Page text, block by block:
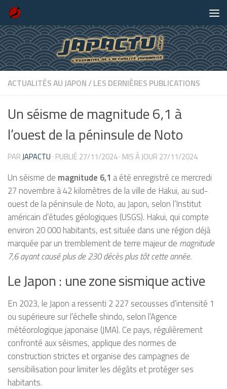
Skip to content
ACTUALITÉS AU JAPON/LES DERNIÈRES PUBLICATIONS
Un séisme de magnitude 6,1 à
l’ouest de la péninsule de Noto
PARJAPACTU · PUBLIÉ 27/11/2024· MIS À JOUR 27/11/2024
Un séisme de magnitude 6,1 a été enregistré ce mercredi
27 novembre à 42 kilomètres de la ville de Hakui, au sud-
ouest de la péninsule de Noto, au Japon, selon l’Institut
américain d’études géologiques (USGS). Hakui, qui compte
environ 20 000 habitants, est située dans une région déjà
marquée par un tremblement de terre majeur de magnitude
7,6 ayant causé plus de 230 décès plus tôt cette année.
Le Japon : une zone sismique active
En 2023, le Japon a ressenti 2 227 secousses d’intensité 1
ou supérieure sur l’échelle shindo, selon l’Agence
météorologique japonaise (JMA). Ce pays, régulièrement
confronté aux séismes, applique des normes de
construction strictes et organise des campagnes de
sensibilisation pour limiter les dégâts et protéger ses
habitants.